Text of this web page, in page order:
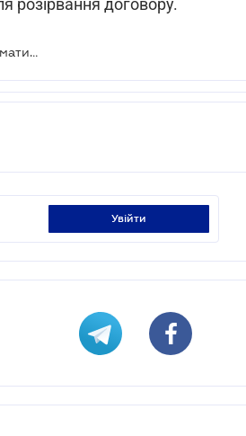
розірвання договору.
Договір оренди може бути розірваний, якщо орендар систематично не платить
увійти